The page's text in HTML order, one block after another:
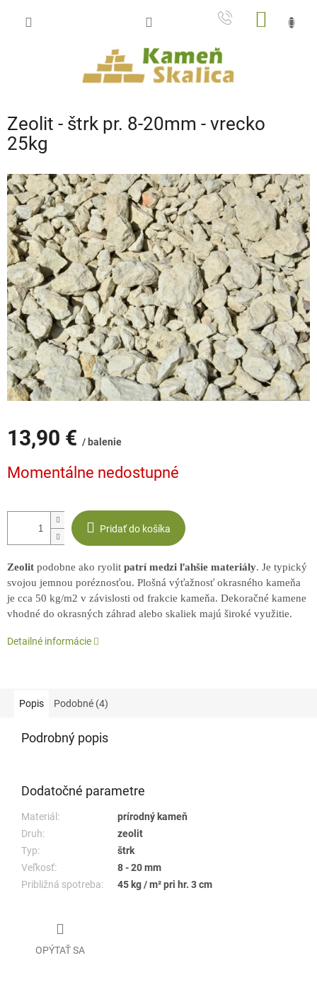
Zeolit - štrk pr. 8-20mm - vrecko
25kg
13,90 € / balenie
cena:
Momentálne nedostupné
Pridať do košíka
Zeolit podobne ako ryolit patrí medzi ľahšie materiály. Je typický
svojou jemnou poréznosťou. Plošná výťažnosť okrasného kameňa
je cca 50 kg/m2 v závislosti od frakcie kameňa. Dekoračné kamene
vhodné do okrasných záhrad alebo skaliek majú široké využitie.
Detailné informácie
Popis Podobné (4)
Podrobný popis
Dodatočné parametre
Materiál:
prírodný kameň
Druh:
zeolit
Typ:
štrk
Veľkosť:
8 - 20 mm
Približná spotreba:
45 kg / m² pri hr. 3 cm
OPÝTAŤ SA